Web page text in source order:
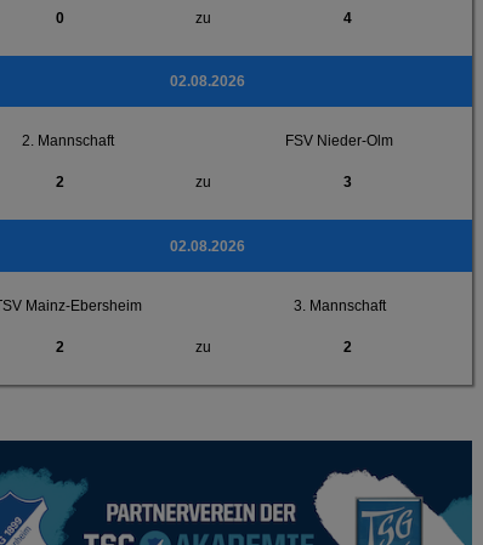
0 zu 4
02.08.2026
2. Mannschaft FSV Nieder-Olm
2 zu 3
02.08.2026
Mainz-Ebersheim 3. Mannschaft
2 zu 2